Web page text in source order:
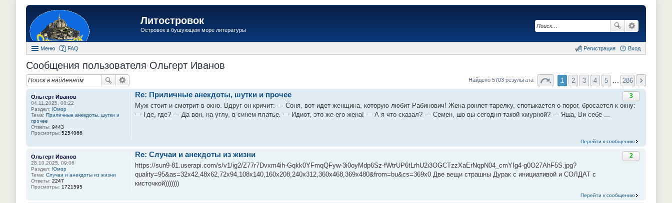
Литостровок
Островок в бушующем море литературы
Меню FAQ Вход
Регистрация
Сообщения пользователя Ольгерт Иванов
Найдено 5703 результата 1 2 3 4 5 286
Ольгерт Иванов
04.11.2025, 08:22
Раздел: Юмор
Тема: Приличные анекдоты, шутки и
прочее
Ответы: 9443
Просмотры: 5254066
3
Re: Приличные анекдоты, шутки и прочее
Муж стоит и смотрит в окно. Вдруг он кричит: — Соня, вот идет женщина, которую любит Рабинович! Жена роняет тарелку, спотыкается о порог, бросается к окну:
— Где, где? — Да вон, на углу, в синем платье. — Идиот, это же его жена! — А я что сказал? — Семен, шо вы сегодня такой хмурной? — Яша, Ви себе ...
Перейти к сообщению
Ольгерт Иванов
28.10.2025, 09:06
Раздел: Юмор
Тема: Случаи и анекдоты из жизни
Ответы: 2247
Просмотры: 1721595
2
Re: Случаи и анекдоты из жизни
https://sun9-81.userapi.com/s/v1/ig2/Z77r7Dvxm4ih-Gqkk0YFmqQFyw-3i0oyMdp6Sz-fWtrUP6tLrhU2i3OGCTzzXaErNqpN04_cmYIg4-g0O27AhF5S.jpg?
quality=95&as=32x42,48x62,72x94,108x140,160x208,240x312,360x468,369x480&from=bu&cs=369x0 Две вещи страшны Дурак с инициативой и СОЛДАТ с
кисточкой)))))))
Перейти к сообщению